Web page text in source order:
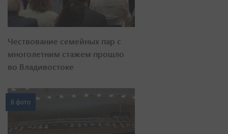
Чествование семейных пар с
многолетним стажем прошло
во Владивостоке
8 фото